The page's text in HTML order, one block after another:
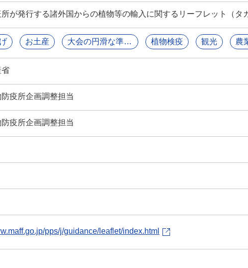
が発行する諸外国からの植物等の輸入に関するリーフレット（タ
お土産 大会の円滑な準備及び運営 植物検疫 観光 農
省
疫所企画調整担当
疫所企画調整担当
pps/j/guidance/leaflet/index.html